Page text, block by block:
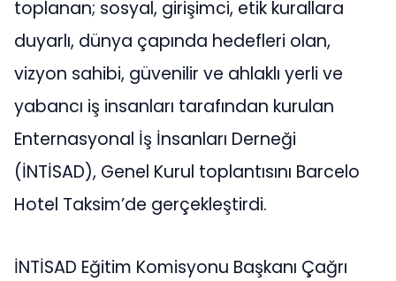
toplanan; sosyal, girişimci, etik kurallara
duyarlı, dünya çapında hedefleri olan,
vizyon sahibi, güvenilir ve ahlaklı yerli ve
yabancı iş insanları tarafından kurulan
Enternasyonal İş İnsanları Derneği
(İNTİSAD), Genel Kurul toplantısını Barcelo
Hotel Taksim’de gerçekleştirdi.
İNTİSAD Eğitim Komisyonu Başkanı Çağrı